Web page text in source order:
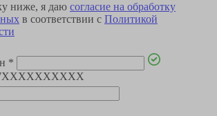
ниже, я даю согласие на обработку
в соответствии с Политикой
*